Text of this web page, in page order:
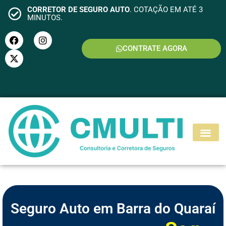
CORRETOR DE SEGURO AUTO. COTAÇÃO EM ATÉ 3
MINUTOS.
CONTRATE AGORA
SEGURO MOTO
Seguro Auto em Barra do Quaraí